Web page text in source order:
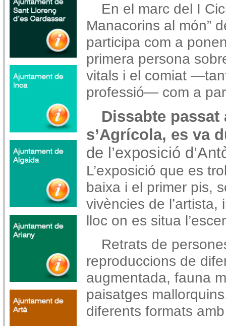
En el marc del I
Manacorins al món”
participa com a
primera persona
vitals i el comiat
professió— com a
Dissabte passat
s’Agrícola, es va
de l’exposició
L’exposició que es
baixa i el primer pis,
vivències de l’artista,
lloc on es situa
Retrats de
reproduccions de
augmentada, fauna
paisatges
diferents formats